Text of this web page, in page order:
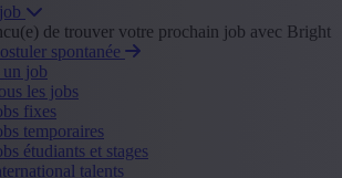
de trouver votre prochain job avec Bright
spontanée
job
les jobs
fixes
temporaires
étudiants et stages
talents